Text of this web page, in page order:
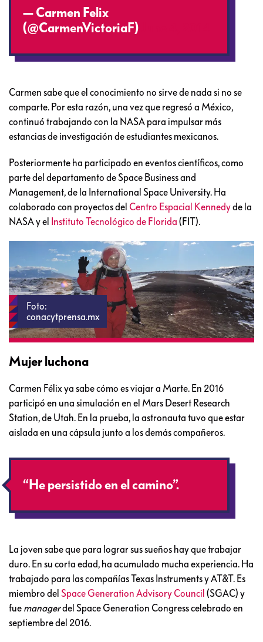
— Carmen Felix
(@CarmenVictoriaF)
Carmen sabe que el conocimiento no sirve de nada si no se
comparte. Por esta razón, una vez que regresó a México,
continuó trabajando con la NASA para impulsar más
estancias de investigación de estudiantes mexicanos.
Posteriormente ha participado en eventos científicos, como
parte del departamento de Space Business and
Management, de la International Space University. Ha
colaborado con proyectos del Centro Espacial Kennedyde la
NASA y el
Instituto Tecnológico de Florida (FIT).
Foto:
conacytprensa.mx
Mujer luchona
Carmen Félix ya sabe cómo es viajar a Marte. En 2016
participó en una simulación en el Mars Desert Research
Station, de Utah. En la prueba, la astronauta tuvo que estar
aislada en una cápsula junto a los demás compañeros.
“He persistido en el camino”.
La joven sabe que para lograr sus sueños hay que trabajar
duro. En su corta edad, ha acumulado mucha experiencia. Ha
trabajado para las compañías Texas Instruments y AT&T. Es
miembro del Space Generation Advisory Council (SGAC) y
fue managerdel Space Generation Congress celebrado en
septiembre del 2016.